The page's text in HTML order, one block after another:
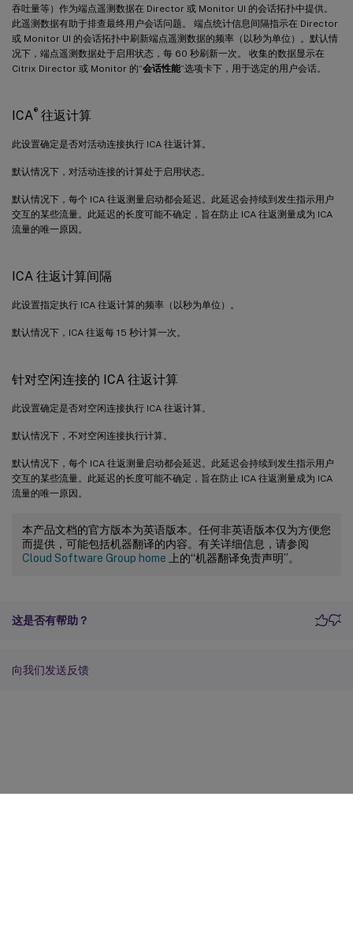
吞吐量等）作为端点遥测数据在 Director 或 Monitor UI 的会话拓扑中提供。
此遥测数据有助于排查最终用户会话问题。 端点统计信息间隔指示在 Director
或 Monitor UI 的会话拓扑中刷新端点遥测数据的频率（以秒为单位）。默认情
况下，端点遥测数据处于启用状态，每 60 秒刷新一次。 收集的数据显示在
Citrix Director 或 Monitor 的“会话性能”选项卡下，用于选定的用户会话。
ICA®往返计算
此设置确定是否对活动连接执行 ICA 往返计算。
默认情况下，对活动连接的计算处于启用状态。
默认情况下，每个 ICA 往返测量启动都会延迟。此延迟会持续到发生指示用户
交互的某些流量。此延迟的长度可能不确定，旨在防止 ICA 往返测量成为 ICA
流量的唯一原因。
ICA 往返计算间隔
此设置指定执行 ICA 往返计算的频率（以秒为单位）。
默认情况下，ICA 往返每 15 秒计算一次。
针对空闲连接的 ICA 往返计算
此设置确定是否对空闲连接执行 ICA 往返计算。
默认情况下，不对空闲连接执行计算。
默认情况下，每个 ICA 往返测量启动都会延迟。此延迟会持续到发生指示用户
交互的某些流量。此延迟的长度可能不确定，旨在防止 ICA 往返测量成为 ICA
流量的唯一原因。
本产品文档的官方版本为英语版本。任何非英语版本仅为方便您
而提供，可能包括机器翻译的内容。有关详细信息，请参阅
Cloud Software Group home 上的“机器翻译免责声明”。
这是否有帮助？
向我们发送反馈